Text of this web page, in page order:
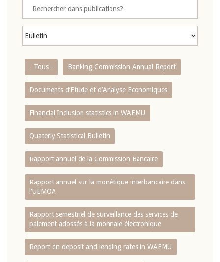
- Tous - Banking Commission Annual Report
Documents d’Etude et d’Analyse Economiques
Financial Inclusion statistics in WAEMU
Quaterly Statistical Bulletin
Rapport annuel de la Commission Bancaire
Rapport annuel sur la monétique interbancaire dans
l'UEMOA
Rapport semestriel de surveillance des services de
paiement adossés à la monnaie électronique
Report on deposit and lending rates in WAEMU